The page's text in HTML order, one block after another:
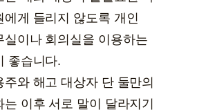
에게 들리지 않도록 개인
실이나 회의실을 이용하는
좋습니다.
주와 해고 대상자 단 둘만의
는 이후 서로 말이 달라지기